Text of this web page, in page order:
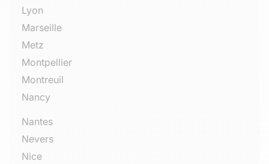
Lyon
Marseille
Metz
Montpellier
Montreuil
Nancy
Nantes
Nevers
Nice